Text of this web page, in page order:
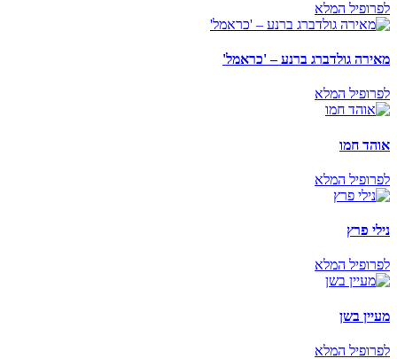
לפרופיל המלא
מאירה גולדברג ברנע – 'כראמל'
לפרופיל המלא
אוהד חמו
לפרופיל המלא
נילי פרץ
לפרופיל המלא
מעיין בשן
לפרופיל המלא